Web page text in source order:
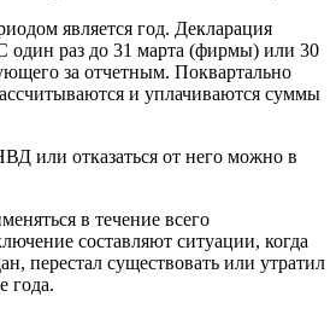
является год. Декларация
один раз до 31 марта (фирмы) или 30
за отчетным. Поквартально
и уплачиваются суммы
или отказаться от него можно в
в течение всего
составляют ситуации, когда
перестал существовать или утратил
года.